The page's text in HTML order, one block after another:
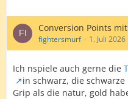
Conversion Points
fightersmurf 1. Juli
Ich nspiele auch gerne die
in schwarz, die
Grip als die natur, gold